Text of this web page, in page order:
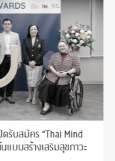
David
Lyon 2 และ